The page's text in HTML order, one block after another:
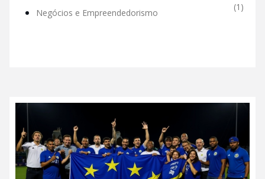
Negócios e Empreendedorismo
(1)